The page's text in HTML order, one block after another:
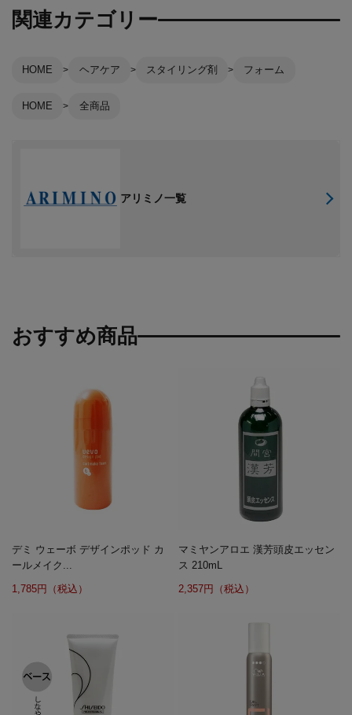
関連カテゴリー
HOME ヘアケア スタイリング剤 フォーム
HOME 全商品
アリミノ一覧
おすすめ商品
デミ ウェーボ デザインポッド カ
ールメイク...
1,785円（税込）
マミヤンアロエ 漢芳頭皮エッセン
ス 210mL
2,357円（税込）